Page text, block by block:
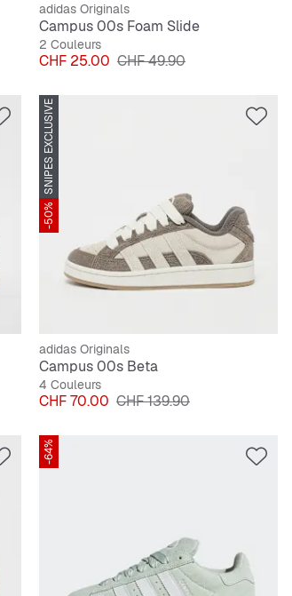
adidas Originals
Campus 00s Foam Slide
2 Couleurs
Prix
CHF 25.00 Prix original
CHF 49.90
SNIPES EXCLUSIVE
-50%
adidas Originals
Campus 00s Beta
4 Couleurs
Prix
CHF 70.00 Prix original
CHF 139.90
-64%